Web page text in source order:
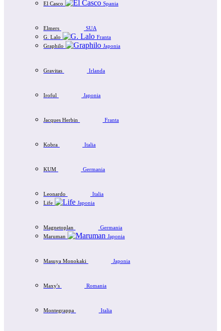
El Casco
Spania
Elmers
SUA
G. Lalo
Franta
Graphilo
Japonia
Gravitas Irlanda
Iroful Japonia
Jacques Herbin Franta
Kobra Italia
KUM Germania
Leonardo
Italia
Life
Japonia
Magnetoplan
Germania
Maruman
Japonia
Masuya Monokaki Japonia
Maxy's Romania
Montegrappa Italia